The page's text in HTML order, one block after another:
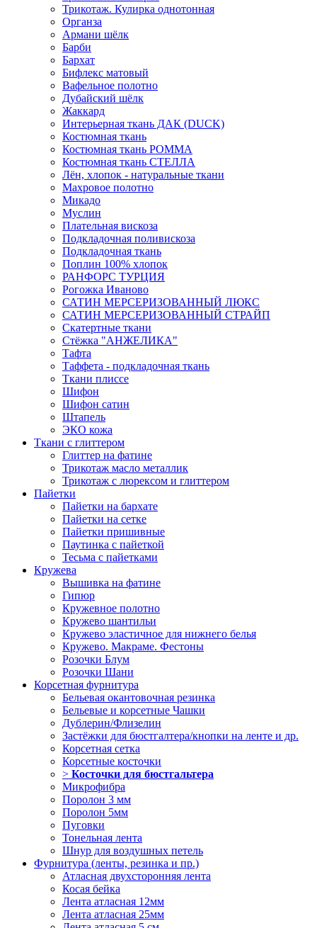
Трикотаж. Кулирка однотонная
Органза
Армани шёлк
Барби
Бархат
Бифлекс матовый
Вафельное полотно
Дубайский шёлк
Жаккард
Интерьерная ткань ДАК (DUCK)
Костюмная ткань
Костюмная ткань РОММА
Костюмная ткань СТЕЛЛА
Лён, хлопок - натуральные ткани
Махровое полотно
Микадо
Муслин
Плательная вискоза
Подкладочная поливискоза
Подкладочная ткань
Поплин 100% хлопок
РАНФОРС ТУРЦИЯ
Рогожка Иваново
САТИН МЕРСЕРИЗОВАННЫЙ ЛЮКС
САТИН МЕРСЕРИЗОВАННЫЙ СТРАЙП
Скатертные ткани
Стёжка "АНЖЕЛИКА"
Тафта
Таффета - подкладочная ткань
Ткани плиссе
Шифон
Шифон сатин
Штапель
ЭКО кожа
Ткани с глиттером
Глиттер на фатине
Трикотаж масло металлик
Трикотаж с люрексом и глиттером
Пайетки
Пайетки на бархате
Пайетки на сетке
Пайетки пришивные
Паутинка с пайеткой
Тесьма с пайетками
Кружева
Вышивка на фатине
Гипюр
Кружевное полотно
Кружево шантильи
Кружево эластичное для нижнего белья
Кружево. Макраме. Фестоны
Розочки Блум
Розочки Шани
Корсетная фурнитура
Бельевая окантовочная резинка
Бельевые и корсетные Чашки
Дублерин/Флизелин
Застёжки для бюстгалтера/кнопки на ленте и др.
Корсетная сетка
Корсетные косточки
> Косточки для бюстгальтера
Микрофибра
Поролон 3 мм
Поролон 5мм
Пуговки
Тонельная лента
Шнур для воздушных петель
Фурнитура (ленты, резинка и пр.)
Атласная двухсторонняя лента
Косая бейка
Лента атласная 12мм
Лента атласная 25мм